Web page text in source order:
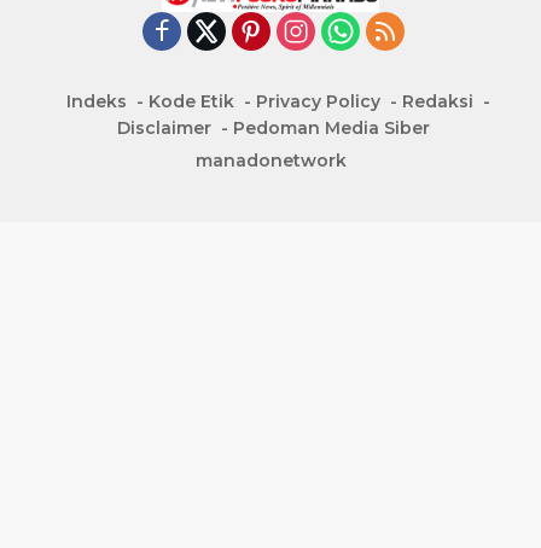
Indeks Kode Etik Privacy Policy
Redaksi
Disclaimer
Pedoman Media Siber
manadonetwork